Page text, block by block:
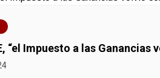
“el Impuesto a las